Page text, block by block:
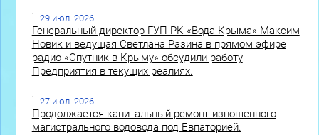
29 июл. 2026
Генеральный директор ГУП РК «Вода Крыма» Максим
Новик и ведущая Светлана Разина в прямом эфире
радио «Спутник в Крыму» обсудили работу
Предприятия в текущих реалиях.
27 июл. 2026
Продолжается капитальный ремонт изношенного
магистрального водовода под Евпаторией.